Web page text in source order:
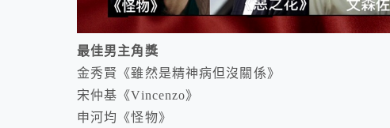
最佳男主角獎
金秀賢《雖然是精神病但沒關係》
宋仲基《Vincenzo》
申河均《怪物》